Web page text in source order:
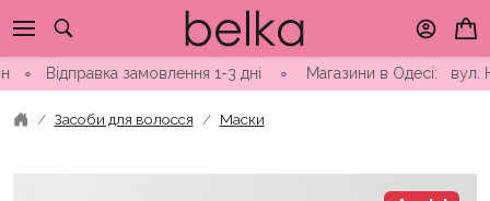
to
content
замовлення 1-3 дні ∘ Магазини в Одесі: вул. Ніни
Засоби для волосся Маски